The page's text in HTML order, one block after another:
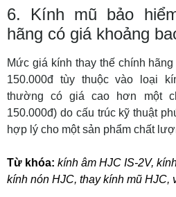
6. Kính mũ bảo
hãng có giá khoảng
Mức giá kính thay thế chính
150.000đ tùy thuộc vào loại
thường có giá cao hơn một
150.000đ) do cấu trúc kỹ thuật
hợp lý cho một sản phẩm chất
Từ khóa: kính âm HJC IS-2V,
kính nón HJC, thay kính mũ HJC,